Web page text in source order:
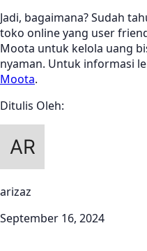
Jadi, bagaimana? Sudah
toko online yang user
Moota untuk kelola uang
nyaman. Untuk informasi
Moota.
Ditulis Oleh:
arizaz
September 16, 2024